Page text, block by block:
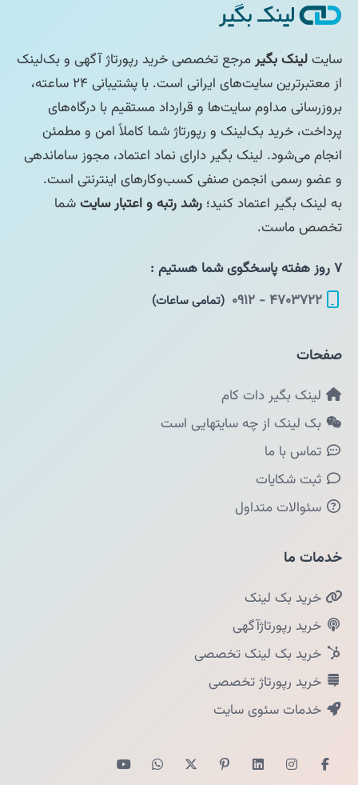
سایتلینک بگیرمرجع تخصصی خرید رپورتاژ آگهی و بک‌لینک
از معتبرترین سایت‌های ایرانی است. با پشتیبانی ۲۴ ساعته،
بروزرسانی مداوم سایت‌ها و قرارداد مستقیم با درگاه‌های
پرداخت، خرید بک‌لینک و رپورتاژ شما کاملاً امن و مطمئن
انجام می‌شود. لینک بگیر دارای نماد اعتماد، مجوز ساماندهی
و عضو رسمی انجمن صنفی کسب‌وکارهای اینترنتی است.
به لینک بگیر اعتماد کنید؛ رشد رتبه و اعتبار سایتشما
تخصص ماست.
۷ روز هفته پاسخگوی شما هستیم :
۴۷۰۳۷۲۲ - ۰۹۱۲
(تمامی ساعات)
صفحات
لینک بگیر دات کام
بک لینک از چه سایتهایی است
تماس با ما
ثبت شکایات
سئوالات متداول
خدمات ما
خرید بک لینک
خرید رپورتاژآگهی
خرید بک لینک تخصصی
خرید رپورتاژ تخصصی
خدمات سئوی سایت